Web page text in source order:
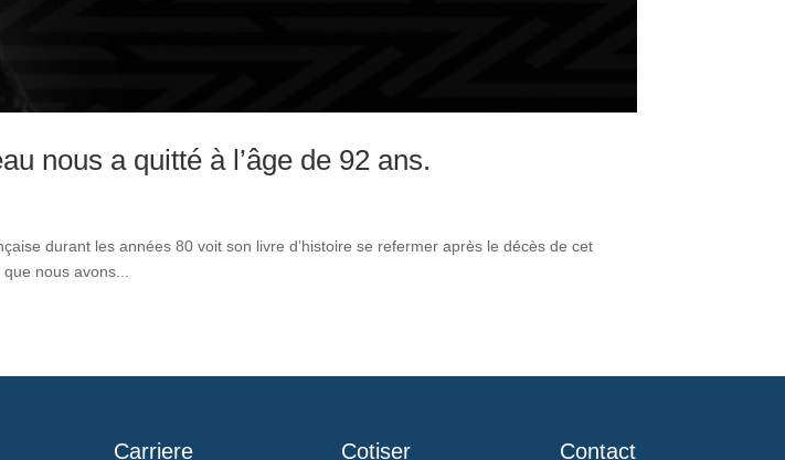
nous a quitté à l’âge de 92 ans.
durant les années 80 voit son livre d’histoire se refermer après le décès de cet
nous avons...
Carriere Cotiser Contact